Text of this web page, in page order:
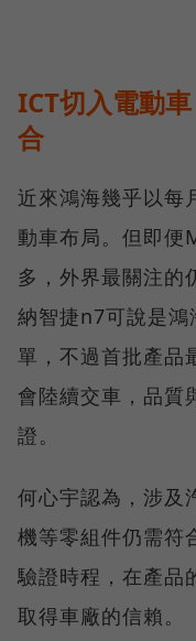
ICT切入電動
合
近來鴻海幾乎以每
動車布局。但即便
多，外界最關注的
納智捷n7可說是鴻
單，不過首批產品
會陸續交車，品質
證。
何心宇認為，涉及
機等零組件仍需符
驗證時程，在產品
取得車廠的信賴。